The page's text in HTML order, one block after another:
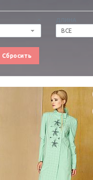
ВСЕ
Сбросить